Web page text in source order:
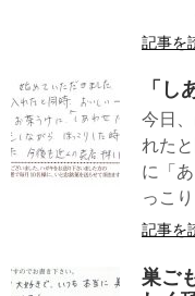
記事を
「し
今日
れた
に「
っこ
記事を
巣ご